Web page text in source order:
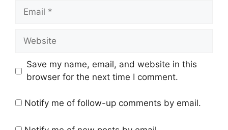
Email
Website
Save my name, email, and website in this
browser for the next time I comment.
Notify me of follow-up comments by email.